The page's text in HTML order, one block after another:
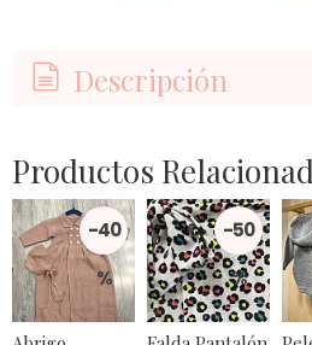
Descripción
Productos
-40
%
-50
%